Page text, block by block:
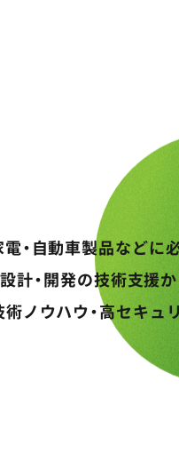
・自動車製品などに
計・開発の技術支援
ノウハウ・高セキュ